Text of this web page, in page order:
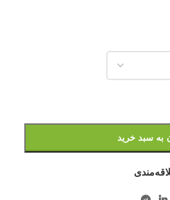
به سبد خرید